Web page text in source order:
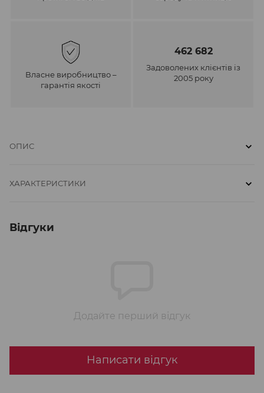
Власне виробництво –
гарантія якості
462 682
Задоволених клієнтів із
2005 року
ОПИС
ХАРАКТЕРИСТИКИ
Відгуки
Додайте перший відгук
Написати відгук